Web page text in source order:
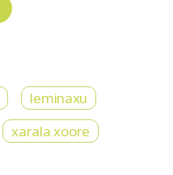
leminaxu
xarala xoore